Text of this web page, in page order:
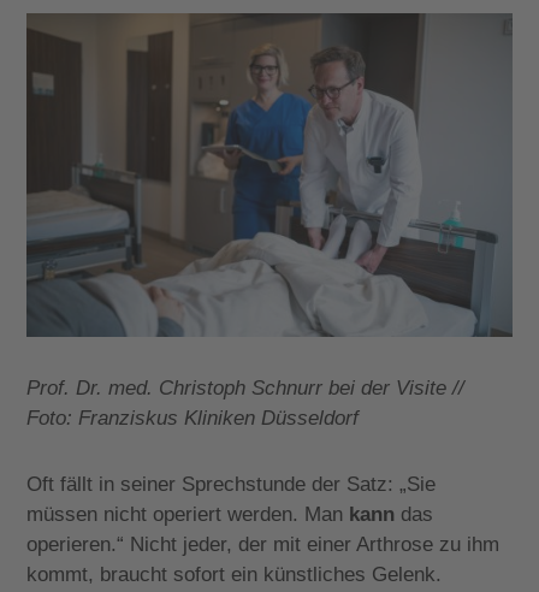
Prof. Dr. med. Christoph Schnurr bei der Visite //
Foto: Franziskus Kliniken Düsseldorf
Oft fällt in seiner Sprechstunde der Satz: „Sie
müssen nicht operiert werden. Man kann das
operieren.“ Nicht jeder, der mit einer Arthrose zu ihm
kommt, braucht sofort ein künstliches Gelenk.